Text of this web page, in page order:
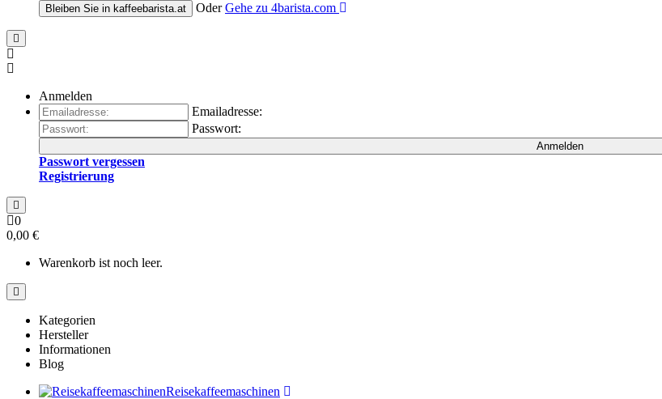
Bleiben Sie in kaffeebarista.at Oder Gehe zu 4barista.com
Anmelden
Emailadresse:
Passwort:
Anmelden
Passwort vergessen
Registrierung
0
0,00 €
Warenkorb ist noch leer.
Kategorien
Hersteller
Informationen
Blog
Reisekaffeemaschinen